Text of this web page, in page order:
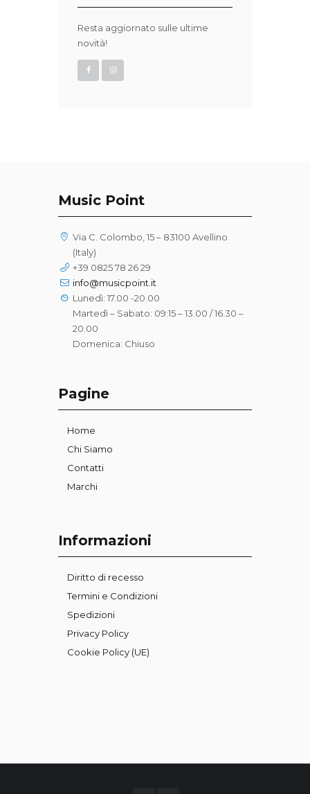
Resta aggiornato sulle ultime
novità!
Music Point
Via C. Colombo, 15 – 83100 Avellino
(Italy)
+39 0825 78 26 29
info@musicpoint.it
Lunedì: 17.00 -20.00
Martedì – Sabato: 09:15 – 13.00 / 16.30 –
20.00
Domenica: Chiuso
Pagine
Home
Chi Siamo
Contatti
Marchi
Informazioni
Diritto di recesso
Termini e Condizioni
Spedizioni
Privacy Policy
Cookie Policy (UE)